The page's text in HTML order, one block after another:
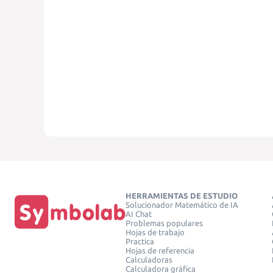
HERRAMIENTAS DE ESTUDIO
Solucionador Matemático de IA
AI Chat
Problemas populares
Hojas de trabajo
Practica
Hojas de referencia
Calculadoras
Calculadora gráfica